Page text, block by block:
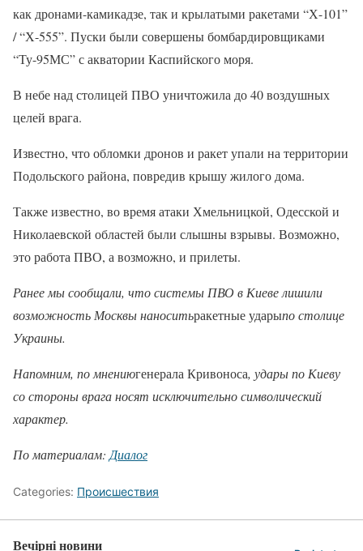
как дронами-камикадзе, так и крылатыми ракетами “Х-101”
/ “Х-555”. Пуски были совершены бомбардировщиками
“Ту-95МС” с акватории Каспийского моря.
В небе над столицей ПВО уничтожила до 40 воздушных
целей врага.
Известно, что обломки дронов и ракет упали на территории
Подольского района, повредив крышу жилого дома.
Также известно, во время атаки Хмельницкой, Одесской и
Николаевской областей были слышны взрывы. Возможно,
это работа ПВО, а возможно, и прилеты.
Ранее мы сообщали, что системы ПВО в Киеве лишили
возможность Москвы наноситьракетные ударыпо столице
Украины.
Напомним, по мнениюгенерала Кривоноса, удары по Киеву
со стороны врага носят исключительно символический
характер.
По материалам: Диалог
Categories: Происшествия
Вечірні новини